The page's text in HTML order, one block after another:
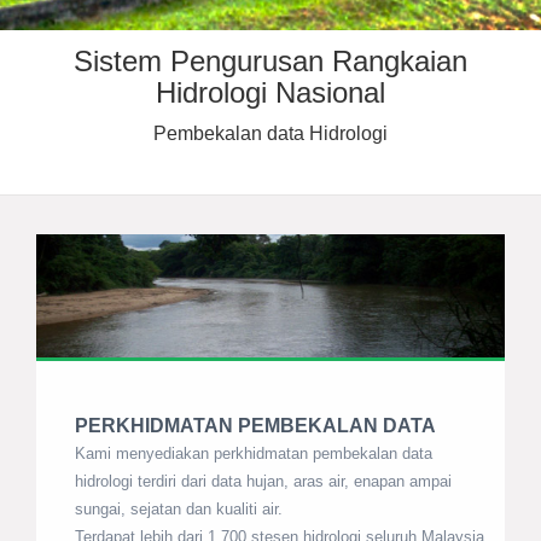
Sistem Pengurusan Rangkaian
Hidrologi Nasional
Pembekalan data Hidrologi
PERKHIDMATAN PEMBEKALAN DATA
Kami menyediakan perkhidmatan pembekalan data
hidrologi terdiri dari data hujan, aras air, enapan ampai
sungai, sejatan dan kualiti air.
Terdapat lebih dari 1,700 stesen hidrologi seluruh Malaysia